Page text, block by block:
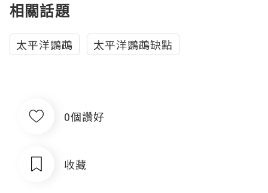
相關話題
太平洋鸚鵡 太平洋鸚鵡缺點
0個讚好
收藏